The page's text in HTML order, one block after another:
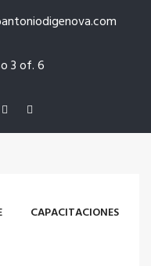
3 of. 6
CAPACITACIONES